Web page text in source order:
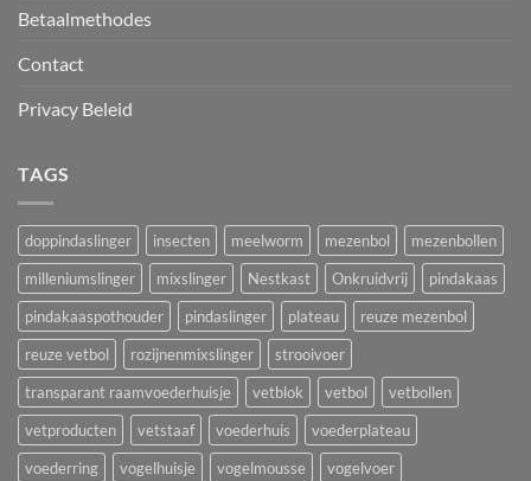
Betaalmethodes
Contact
Privacy Beleid
TAGS
doppindaslinger insecten meelworm mezenbol
mezenbollen
milleniumslinger
mixslinger Nestkast Onkruidvrij
pindakaas
pindakaaspothouder
pindaslinger plateau
reuze mezenbol
reuze vetbol
rozijnenmixslinger
strooivoer
transparant raamvoederhuisje
vetblok vetbol
vetbollen
vetproducten
vetstaaf voederhuis
voederplateau
voederring
vogelhuisje vogelmousse
vogelvoer